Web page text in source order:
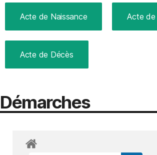
Acte de Naissance Acte de
Acte de Décès
Démarches